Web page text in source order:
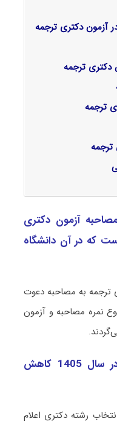
آزمون دکتری ترجمه
دکتری ترجمه
ترجمه
ترجمه
آزمون دکتری
که در آن دانشگاه
ﺗﺮﺟﻤﻪ به مصاحبه دعوت
نمره مصاحبه و آزمون
ظرفیت آزمون دکتری ﺗﺮﺟﻤﻪ در سال 1405 کاهش
رشته دکتری اعلام